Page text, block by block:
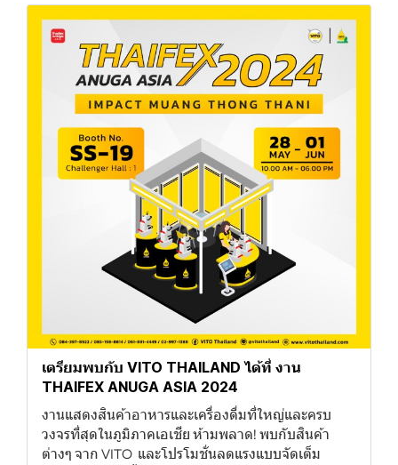
เตรียมพบกับ VITO THAILAND ได้ที่ งาน
THAIFEX ANUGA ASIA 2024
งานแสดงสินค้าอาหารและเครื่องดื่มที่ใหญ่และครบ
วงจรที่สุดในภูมิภาคเอเชีย ห้ามพลาด! พบกับสินค้า
ต่างๆ จาก VITO ️ และโปรโมชั่นลดแรงแบบจัดเต็ม